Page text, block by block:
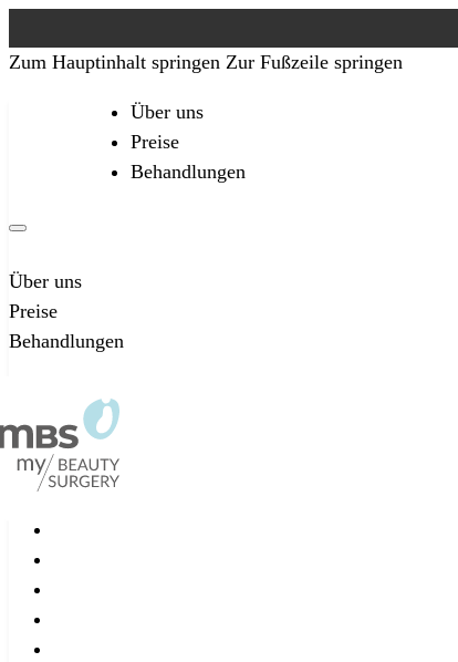
Zum Hauptinhalt springen Zur Fußzeile springen
Über uns
Preise
Behandlungen
Über uns
Preise
Behandlungen